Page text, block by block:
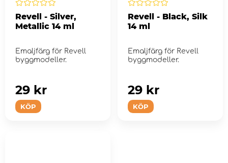
Revell - Silver,
Metallic 14 ml
Emaljfärg för Revell
byggmodeller.
KÖP
29 kr
Revell - Black, Silk
14 ml
Emaljfärg för Revell
byggmodeller.
KÖP
29 kr